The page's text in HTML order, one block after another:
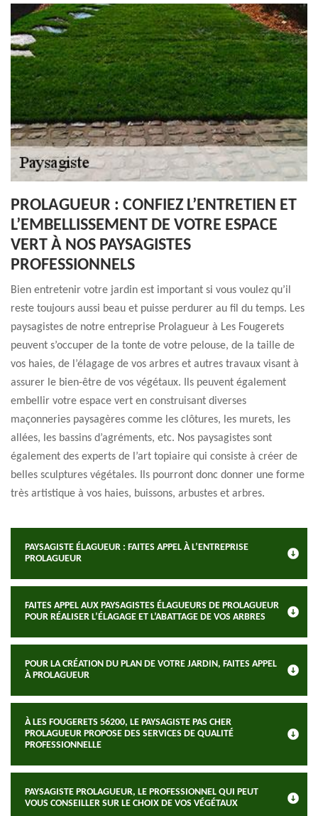
PROLAGUEUR : CONFIEZ L’ENTRETIEN ET
L’EMBELLISSEMENT DE VOTRE ESPACE
VERT À NOS PAYSAGISTES
PROFESSIONNELS
Bien entretenir votre jardin est important si vous voulez qu’il
reste toujours aussi beau et puisse perdurer au fil du temps. Les
paysagistes de notre entreprise Prolagueur à Les Fougerets
peuvent s’occuper de la tonte de votre pelouse, de la taille de
vos haies, de l’élagage de vos arbres et autres travaux visant à
assurer le bien-être de vos végétaux. Ils peuvent également
embellir votre espace vert en construisant diverses
maçonneries paysagères comme les clôtures, les murets, les
allées, les bassins d’agréments, etc. Nos paysagistes sont
également des experts de l’art topiaire qui consiste à créer de
belles sculptures végétales. Ils pourront donc donner une forme
très artistique à vos haies, buissons, arbustes et arbres.
PAYSAGISTE ÉLAGUEUR : FAITES APPEL À L’ENTREPRISE
PROLAGUEUR
FAITES APPEL AUX PAYSAGISTES ÉLAGUEURS DE PROLAGUEUR
POUR RÉALISER L’ÉLAGAGE ET L’ABATTAGE DE VOS ARBRES
POUR LA CRÉATION DU PLAN DE VOTRE JARDIN, FAITES APPEL
À PROLAGUEUR
À LES FOUGERETS 56200, LE PAYSAGISTE PAS CHER
PROLAGUEUR PROPOSE DES SERVICES DE QUALITÉ
PROFESSIONNELLE
PAYSAGISTE PROLAGUEUR, LE PROFESSIONNEL QUI PEUT
VOUS CONSEILLER SUR LE CHOIX DE VOS VÉGÉTAUX